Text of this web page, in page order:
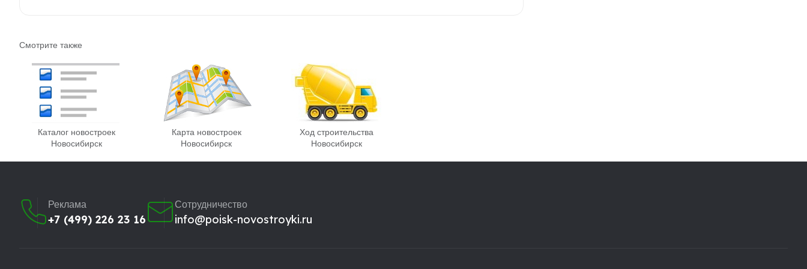
Смотрите также
Каталог новостроек
Новосибирск
Карта новостроек
Новосибирск
Ход строительства
Новосибирск
Реклама
+7 (499) 226 23 16
Сотрудничество
info@poisk-novostroyki.ru